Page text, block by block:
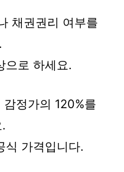
채권권리 여부를
으로 하세요.
정가의 120%를
식 가격입니다.